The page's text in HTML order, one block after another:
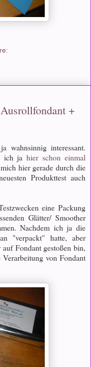
+
wahnsinnig interessant.
ich jahier schon einmal
hier gerade durch die
Produkttest auch
eine Packung
Glätter/ Smoother
Nachdem ich ja die
"verpackt" hatte, aber
Fondant gestoßen bin,
von Fondant